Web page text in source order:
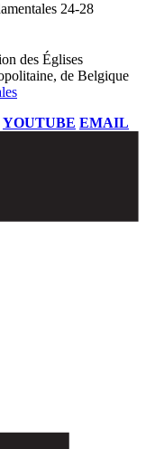
24-28
des Églises
de Belgique
YOUTUBE EMAIL